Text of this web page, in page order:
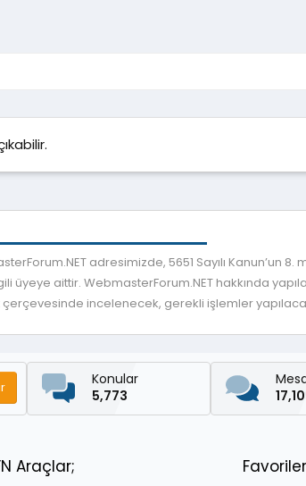
adresimizde, 5651 Sayılı Kanun’un
üyeye aittir. WebmasterForum.NET hakkında
incelenecek, gerekli işlemler
Konular
5,773
Araçlar; Favoriler